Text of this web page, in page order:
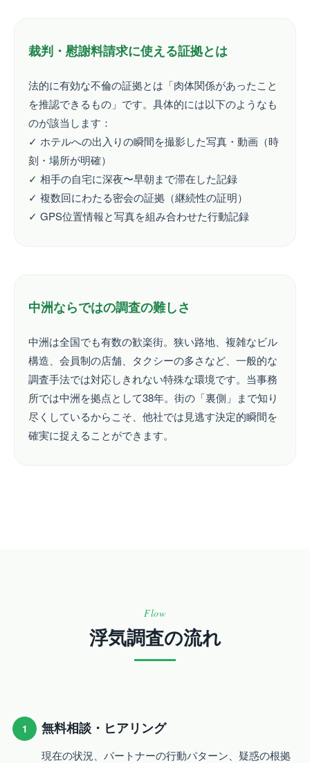
裁判・慰謝料請求に使える証拠とは
法的に有効な不倫の証拠とは「肉体関係があったこと
を推認できるもの」です。具体的には以下のようなも
のが該当します：
✓ ホテルへの出入りの瞬間を撮影した写真・動画（時
刻・場所が明確）
✓ 相手の自宅に深夜〜早朝まで滞在した記録
✓ 複数回にわたる密会の証拠（継続性の証明）
✓ GPS位置情報と写真を組み合わせた行動記録
中洲ならではの調査の難しさ
中洲は全国でも有数の歓楽街。狭い路地、複雑なビル
構造、会員制の店舗、タクシーの多さなど、一般的な
調査手法では対応しきれない特殊な環境です。当事務
所では中洲を拠点として38年。街の「裏側」まで知り
尽くしているからこそ、他社では見逃す決定的瞬間を
確実に捉えることができます。
Flow
浮気調査の流れ
1 無料相談・ヒアリング
現在の状況、パートナーの行動パターン、疑惑の根拠